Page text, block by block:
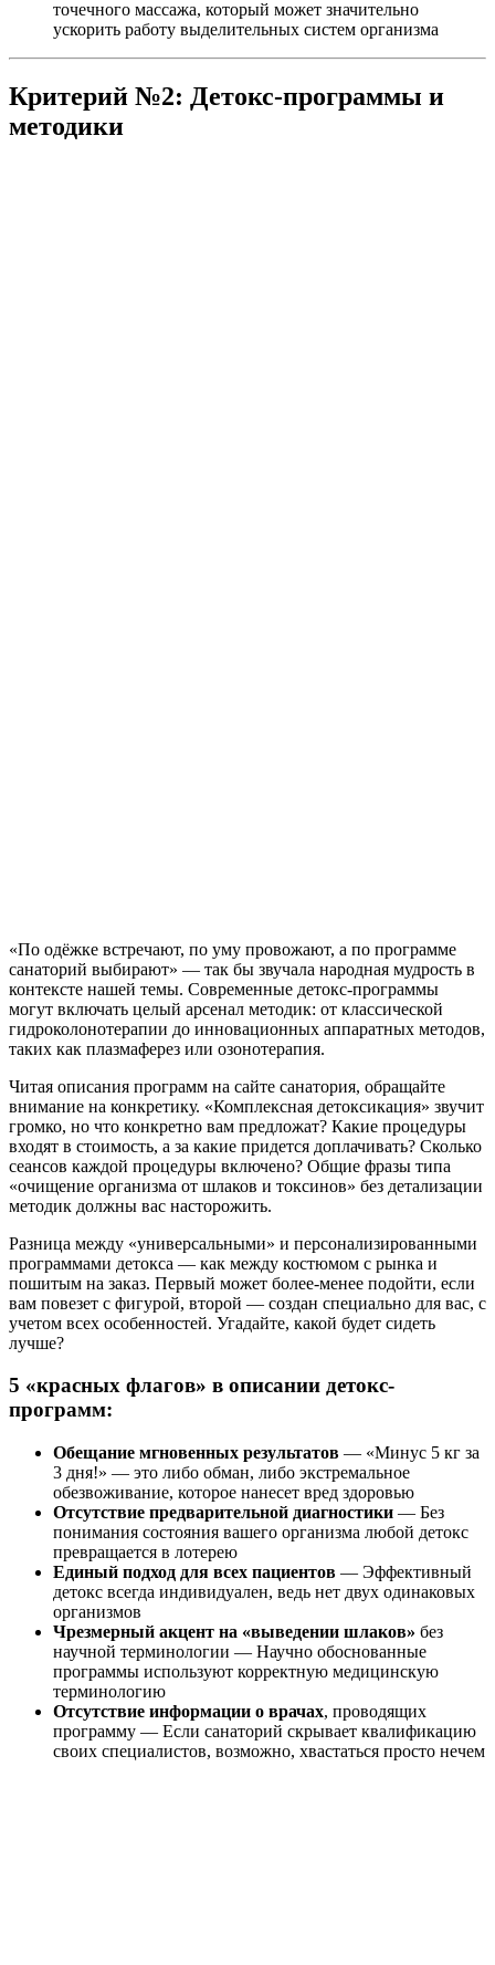
точечного массажа, который может значительно
ускорить работу выделительных систем организма
Критерий №2: Детокс-программы и
методики
«По одёжке встречают, по уму провожают, а по программе
санаторий выбирают» — так бы звучала народная мудрость в
контексте нашей темы. Современные детокс-программы
могут включать целый арсенал методик: от классической
гидроколонотерапии до инновационных аппаратных методов,
таких как плазмаферез или озонотерапия.
Читая описания программ на сайте санатория, обращайте
внимание на конкретику. «Комплексная детоксикация» звучит
громко, но что конкретно вам предложат? Какие процедуры
входят в стоимость, а за какие придется доплачивать? Сколько
сеансов каждой процедуры включено? Общие фразы типа
«очищение организма от шлаков и токсинов» без детализации
методик должны вас насторожить.
Разница между «универсальными» и персонализированными
программами детокса — как между костюмом с рынка и
пошитым на заказ. Первый может более-менее подойти, если
вам повезет с фигурой, второй — создан специально для вас, с
учетом всех особенностей. Угадайте, какой будет сидеть
лучше?
5 «красных флагов» в описании детокс-
программ:
Обещание мгновенных результатов — «Минус 5 кг за
3 дня!» — это либо обман, либо экстремальное
обезвоживание, которое нанесет вред здоровью
Отсутствие предварительной диагностики — Без
понимания состояния вашего организма любой детокс
превращается в лотерею
Единый подход для всех пациентов — Эффективный
детокс всегда индивидуален, ведь нет двух одинаковых
организмов
Чрезмерный акцент на «выведении шлаков» без
научной терминологии — Научно обоснованные
программы используют корректную медицинскую
терминологию
Отсутствие информации о врачах, проводящих
программу — Если санаторий скрывает квалификацию
своих специалистов, возможно, хвастаться просто нечем